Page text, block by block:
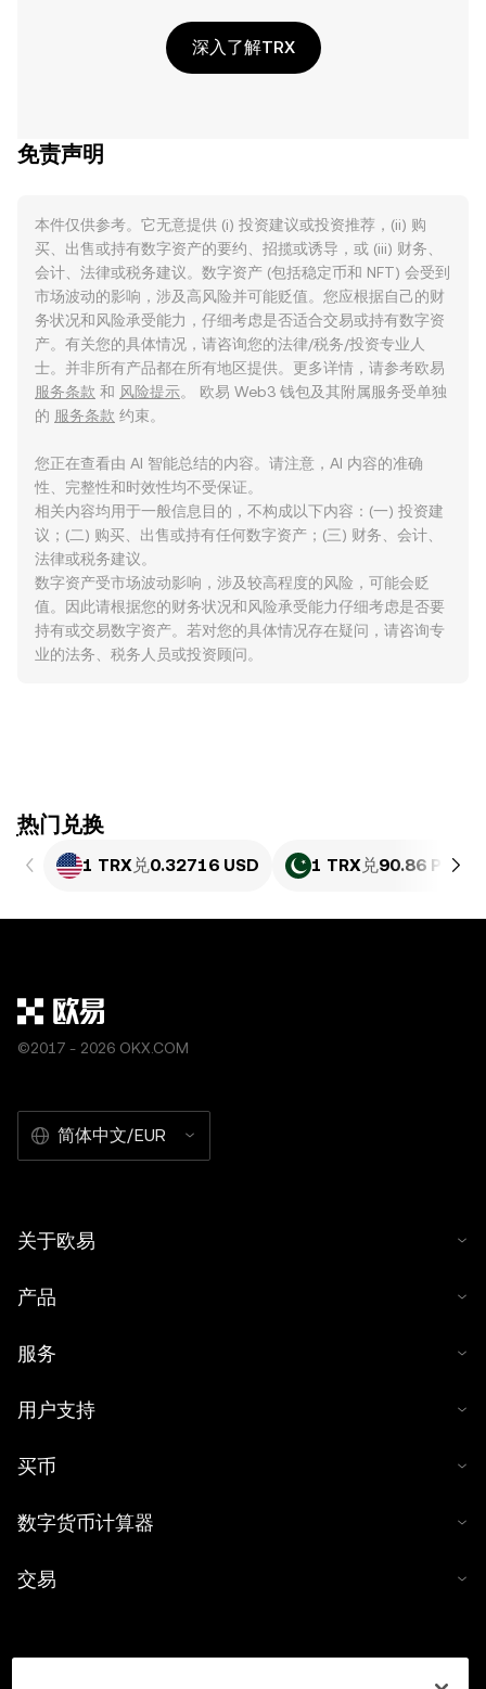
深入了解TRX
免责声明
本件仅供参考。它无意提供 (i) 投资建议或投资推荐，(ii) 购
买、出售或持有数字资产的要约、招揽或诱导，或 (iii) 财务、
会计、法律或税务建议。数字资产 (包括稳定币和 NFT) 会受到
市场波动的影响，涉及高风险并可能贬值。您应根据自己的财
务状况和风险承受能力，仔细考虑是否适合交易或持有数字资
产。有关您的具体情况，请咨询您的法律/税务/投资专业人
士。并非所有产品都在所有地区提供。更多详情，请参考欧易
服务条款 和 风险提示。 欧易 Web3 钱包及其附属服务受单独
的 服务条款 约束。
您正在查看由 AI 智能总结的内容。请注意，AI 内容的准确
性、完整性和时效性均不受保证。
相关内容均用于一般信息目的，不构成以下内容：(一) 投资建
议；(二) 购买、出售或持有任何数字资产；(三) 财务、会计、
法律或税务建议。
数字资产受市场波动影响，涉及较高程度的风险，可能会贬
值。因此请根据您的财务状况和风险承受能力仔细考虑是否要
持有或交易数字资产。若对您的具体情况存在疑问，请咨询专
业的法务、税务人员或投资顾问。
ִִִִִִִִִִִִִִִִִִִִִִִִִִִִִִִִִִִִִִִִִִִִִִִִ热门兑换
1 TRX兑0.32716 USD 1 TRX兑90.86 PKR
©2017 - 2026 OKX.COM
简体中文/EUR
关于欧易
产品
服务
用户支持
买币
数字货币计算器
交易